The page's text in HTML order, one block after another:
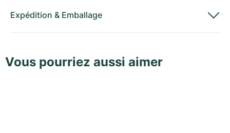
Expédition & Emballage
Vous pourriez aussi aimer